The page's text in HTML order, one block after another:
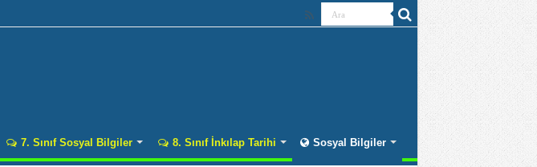
7. Sınıf Sosyal Bilgiler 8. Sınıf İnkılap Tarihi Sosyal Bilgiler